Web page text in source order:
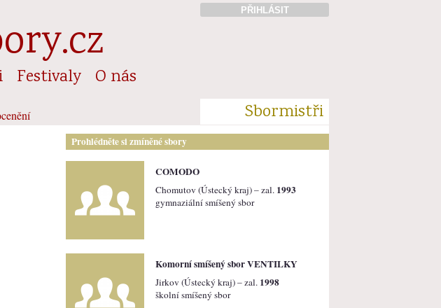
PŘIHLÁSIT
Festivaly O nás
Sbormistři
Prohlédněte si zmíněné sbory
COMODO
Chomutov (Ústecký kraj) – zal. 1993
gymnaziální smíšený sbor
Komorní smíšený sbor VENTILKY
Jirkov (Ústecký kraj) – zal. 1998
školní smíšený sbor